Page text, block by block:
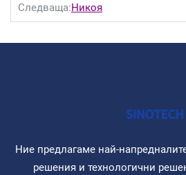
Следваща:Никоя
Ние предлагаме най-
решения и технологични